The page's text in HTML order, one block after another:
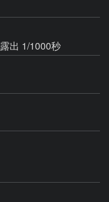
露出 1/1000秒